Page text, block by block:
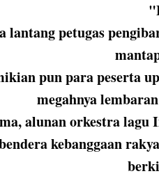
lantang petugas
pun para peserta
megahnya
alunan orkestra lagu
kebanggaan